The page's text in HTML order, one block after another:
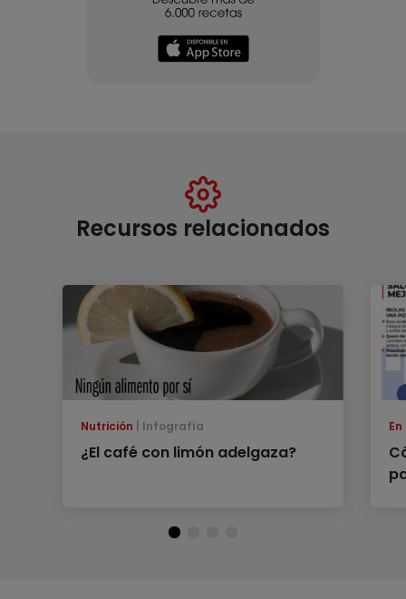
Recursos relacionados
Nutrición Infografía
¿El café con limón adelgaza?